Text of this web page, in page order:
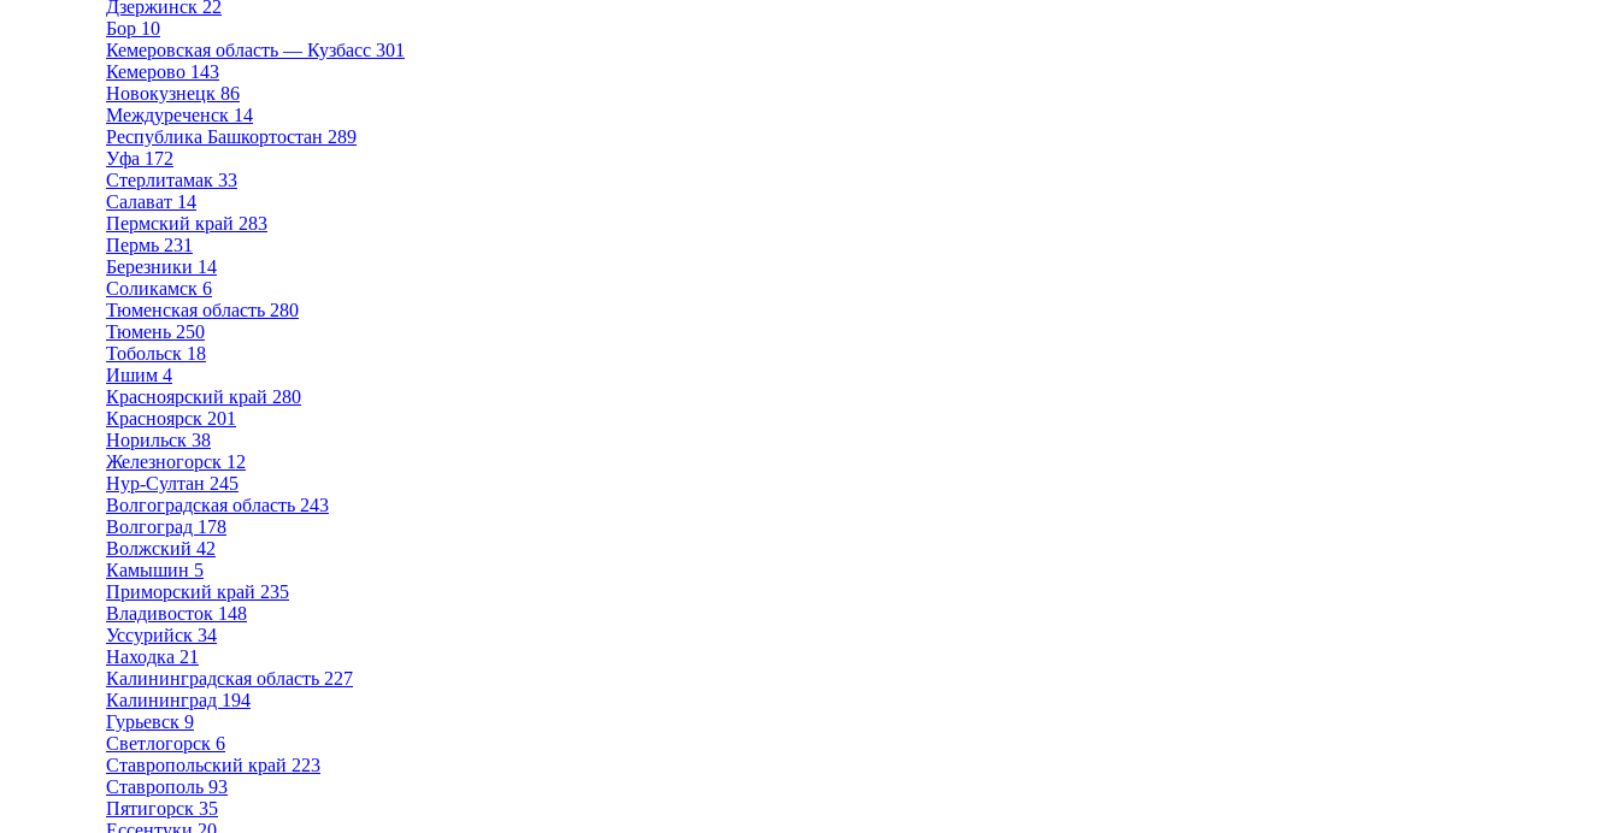
Дзержинск 22
Бор 10
Кемеровская область — Кузбасс 301
Кемерово 143
Новокузнецк 86
Междуреченск 14
Республика Башкортостан 289
Уфа 172
Стерлитамак 33
Салават 14
Пермский край 283
Пермь 231
Березники 14
Соликамск 6
Тюменская область 280
Тюмень 250
Тобольск 18
Ишим 4
Красноярский край 280
Красноярск 201
Норильск 38
Железногорск 12
Нур-Султан 245
Волгоградская область 243
Волгоград 178
Волжский 42
Камышин 5
Приморский край 235
Владивосток 148
Уссурийск 34
Находка 21
Калининградская область 227
Калининград 194
Гурьевск 9
Светлогорск 6
Ставропольский край 223
Ставрополь 93
Пятигорск 35